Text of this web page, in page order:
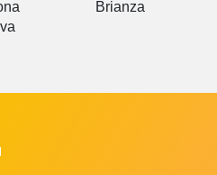
Brianza